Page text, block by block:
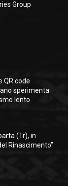
Group
QR code
sperimenta
lento
(Tr), in
Rinascimento”